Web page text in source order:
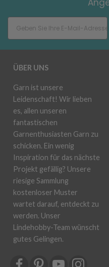
ÜBER UNS
Garn ist unsere
Leidenschaft! Wir lieben
es, allen unseren
fantastischen
Garnenthusiasten Garn zu
schicken. Ein wenig
Inspiration für das nächste
Projekt gefällig? Unsere
riesige Sammlung
kostenloser Muster
wartet darauf, entdeckt zu
werden. Unser
Lindehobby-Team wünscht
gutes Gelingen.